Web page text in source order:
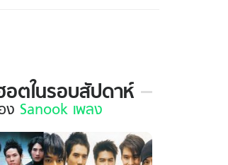
อตในรอบสัปดาห์
ง Sanook เพลง